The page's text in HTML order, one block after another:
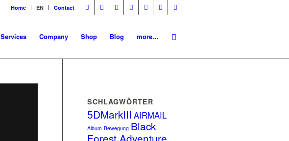
Home EN Contact
Services Company Shop Blog more…
SCHLAGWÖRTER
5DMarkIII AIRMAIL
Album Bewegung Black
Forest Adventure